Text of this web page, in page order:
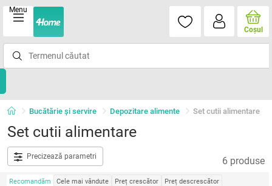
Menu
Coşul
Bucătărie și servire Depozitare alimente Set cutii alimentare
Set cutii alimentare
Precizează parametri 6 produse
Recomandăm Cele mai vândute Preț crescător Preț descrescător